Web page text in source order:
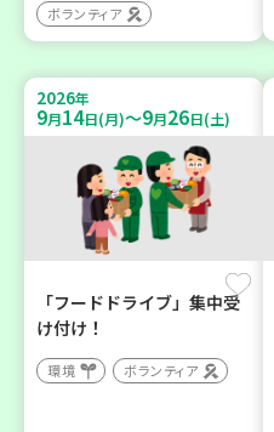
ボランティア
2026年
9月14日(月)～9月26日(土)
「フードドライブ」集中受
け付け！
環境 ボランティア